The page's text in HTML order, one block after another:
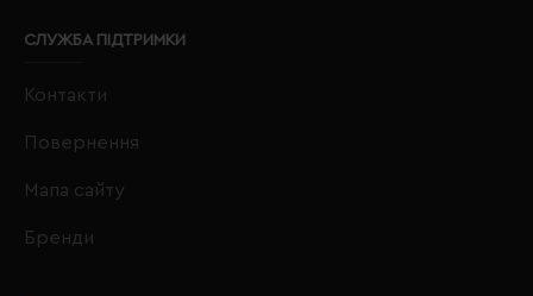
СЛУЖБА ПІДТРИМКИ
Контакти
Повернення
Мапа сайту
Бренди